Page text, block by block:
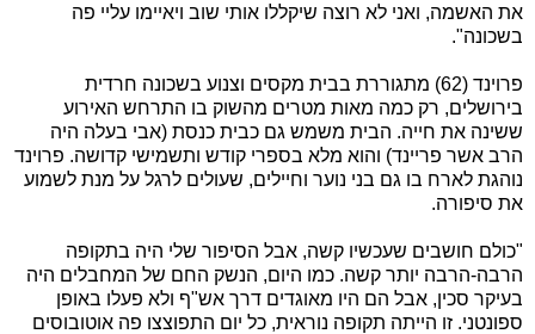
את האשמה, ואני לא רוצה שיקללו אותי שוב ויאיימו עליי פה
בשכונה".
פרוינד (62) מתגוררת בבית מקסים וצנוע בשכונה חרדית
בירושלים, רק כמה מאות מטרים מהשוק בו התרחש האירוע
ששינה את חייה. הבית משמש גם כבית כנסת (אבי בעלה היה
הרב אשר פריינד) והוא מלא בספרי קודש ותשמישי קדושה. פרוינד
נוהגת לארח בו גם בני נוער וחיילים, שעולים לרגל על מנת לשמוע
את סיפורה.
"כולם חושבים שעכשיו קשה, אבל הסיפור שלי היה בתקופה
הרבה-הרבה יותר קשה. כמו היום, הנשק החם של המחבלים היה
בעיקר סכין, אבל הם היו מאוגדים דרך אש"ף ולא פעלו באופן
ספונטני. זו הייתה תקופה נוראית, כל יום התפוצצו פה אוטובוסים